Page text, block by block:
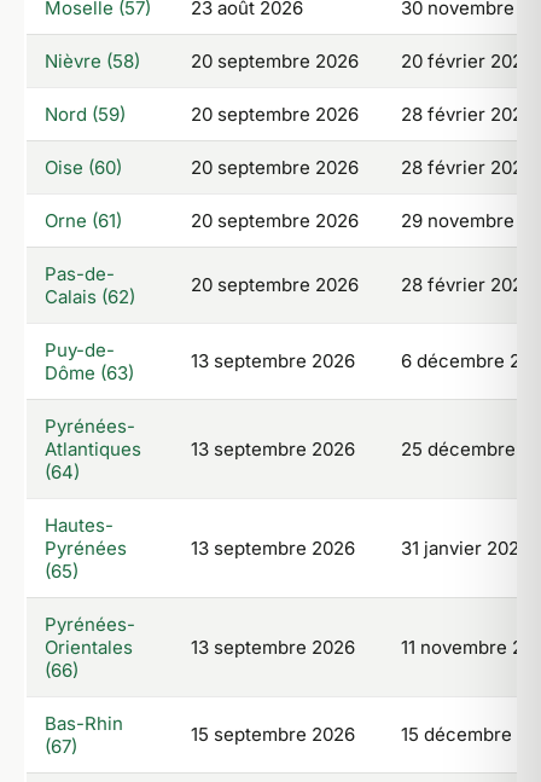
Moselle (57) 23 août 2026 30 novembre
Nièvre (58) 20 septembre 2026 20 février 2027
Nord (59) 20 septembre 2026 28 février 2027
Oise (60) 20 septembre 2026 28 février 2027
Orne (61) 20 septembre 2026 29 novembre
Pas-de-
Calais (62)
20 septembre 2026 28 février 2027
Puy-de-
Dôme (63)
13 septembre 2026 6 décembre
Pyrénées-
Atlantiques
(64)
13 septembre 2026 25 décembre
Hautes-
Pyrénées
(65)
13 septembre 2026 31 janvier 2027
Pyrénées-
Orientales
(66)
13 septembre 2026 11 novembre
Bas-Rhin
(67)
15 septembre 2026 15 décembre